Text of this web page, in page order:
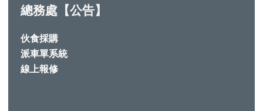
總務處【公告】
伙食採購
派車單系統
線上報修